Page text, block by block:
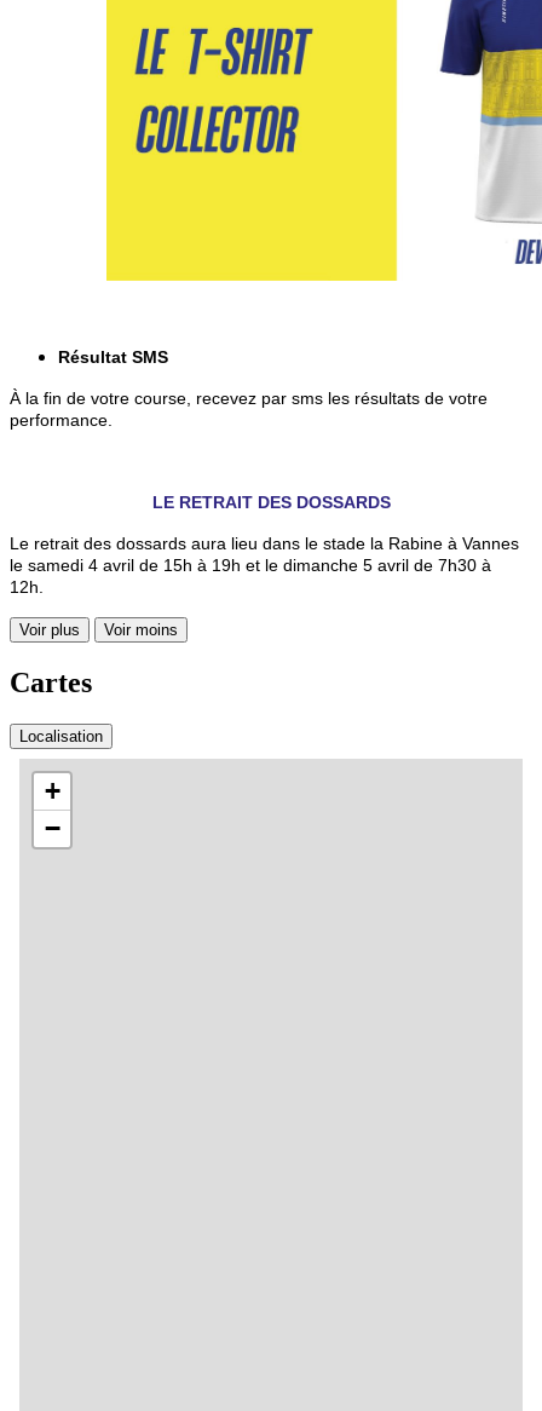
Résultat SMS
À la fin de votre course, recevez par sms les résultats de votre
performance.
LE RETRAIT DES DOSSARDS
Le retrait des dossards aura lieu dans le stade la Rabine à Vannes
le samedi 4 avril de 15h à 19h et le dimanche 5 avril de 7h30 à
12h.
Voir plus Voir moins
Cartes
Localisation